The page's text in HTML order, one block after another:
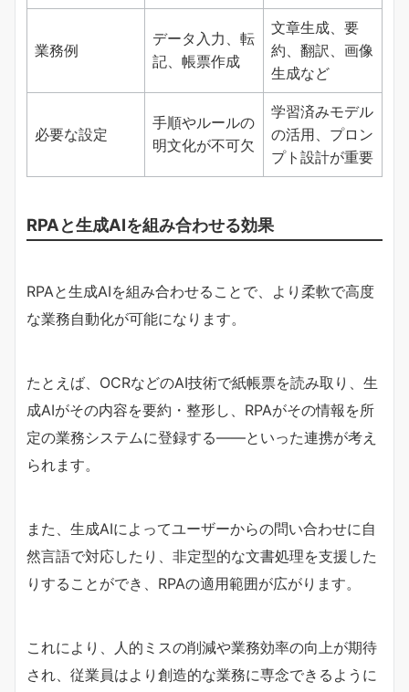
業務例
データ入力、転
記、帳票作成
文章生成、要
約、翻訳、画像
生成など
必要な設定
手順やルールの
明文化が不可欠
学習済みモデル
の活用、プロン
プト設計が重要
RPAと生成AIを組み合わせる効果
RPAと生成AIを組み合わせることで、より柔軟で高度
な業務自動化が可能になります。
たとえば、OCRなどのAI技術で紙帳票を読み取り、生
成AIがその内容を要約・整形し、RPAがその情報を所
定の業務システムに登録する——といった連携が考え
られます。
また、生成AIによってユーザーからの問い合わせに自
然言語で対応したり、非定型的な文書処理を支援した
りすることができ、RPAの適用範囲が広がります。
これにより、人的ミスの削減や業務効率の向上が期待
され、従業員はより創造的な業務に専念できるように